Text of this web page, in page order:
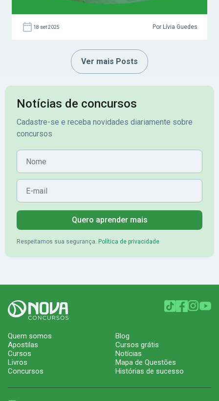
18 set 2025 Por Lívia Guedes
Ver mais Posts
Notícias de concursos
Cadastre-se e receba novidades diariamente sobre
concursos
Nome
E-mail
Quero aprender mais
Respeitamos sua segurança. Política de privacidade
Quem somos
Apostilas
Cursos
Livros
Concursos
Blog
Cursos grátis
Notícias
Mapa de Questões
Histórias de sucesso